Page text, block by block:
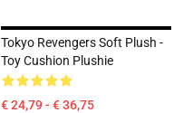
Tokyo Revengers Soft Plush -
Toy Cushion Plushie
€ 24,79 - € 36,75